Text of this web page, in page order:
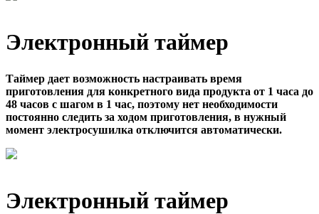
Электронный таймер
Таймер дает возможность настраивать время
приготовления для конкретного вида продукта от 1 часа до
48 часов с шагом в 1 час, поэтому нет необходимости
постоянно следить за ходом приготовления, в нужный
момент электросушилка отключится автоматически.
Электронный таймер